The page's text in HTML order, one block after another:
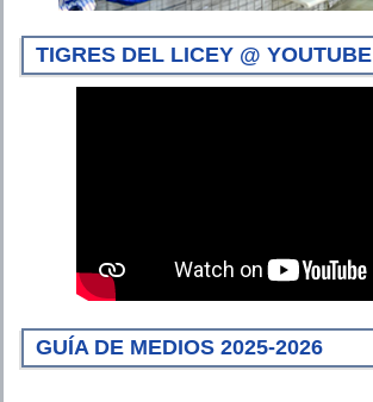
TIGRES DEL LICEY @ YOUTUBE
GUÍA DE MEDIOS 2025-2026